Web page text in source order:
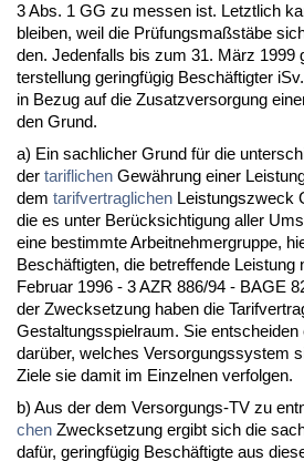
3 Abs. 1 GG zu mes­sen ist. Letzt­lich
blei­ben, weil die Prüfungs­maßstäbe
den. Je­den­falls bis zum 31. März
ter­stel­lung ge­ringfügig Beschäftig­ter
in Be­zug auf die Zu­satz­ver­sor­gung
den Grund.
a) Ein sach­li­cher Grund für die
der ta­rif­li­chen Gewährung ei­ner
dem ta­rif­ver­trag­li­chen Leis­tungs­zweck
die es un­ter Berück­sich­ti­gung al­ler
ei­ne be­stimm­te Ar­beit­neh­mer­grup­pe,
Beschäftig­ten, die be­tref­fen­de Leis­tung
Fe­bru­ar 1996 - 3 AZR 886/94 - BA­GE
der Zweck­set­zung ha­ben die
Ge­stal­tungs­spiel­raum. Sie
darüber, wel­ches Ver­sor­gungs­sys­tem
Zie­le sie da­mit im Ein­zel­nen ver­fol­gen.
b) Aus der dem Ver­sor­gungs-TV zu
chen Zweck­set­zung er­gibt sich die
dafür, ge­ringfügig Beschäftig­te aus